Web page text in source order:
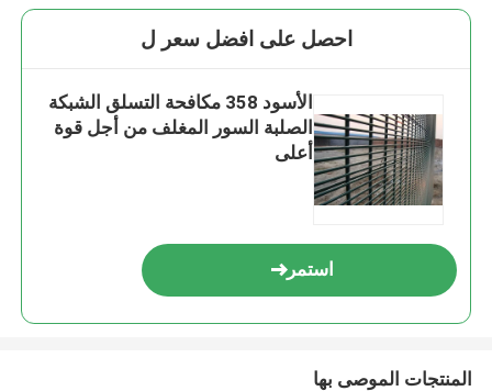
احصل على افضل سعر ل
الأسود 358 مكافحة التسلق الشبكة
الصلبة السور المغلف من أجل قوة
أعلى
استمر
المنتجات الموصى بها